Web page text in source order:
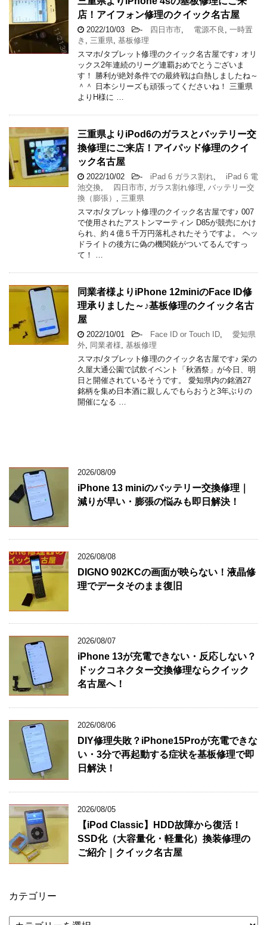
店！アイフォン修理のクイック名古屋
2022/10/03 - 四日市市 電源不良
一時置
き
三重県 基板修理
スマホ/タブレット修理のクイック名古屋です♪ オリ
ックス2年連続のリーグ連覇おめでとうございま
す！ 勝利が絶対条件での最終戦は白熱しましたね～
＾＾ 日本シリーズも頑張ってくださいね！ 三重県
よりH様に …
三重県よりiPod6のガラスとバッテリー交
換修理にご来店！アイパッド修理のクイ
ック名古屋
2022/10/02 - iPad 6 ガラス割れ
iPad 6 電
池交換
四日市市 ガラス割れ修理
バッテリー交
換（膨張）
三重県
スマホ/タブレット修理のクイック名古屋です♪ 007
で使用されたアストンマーティン D85が競売にかけ
られ、約４億５千万円落札されたそうですよ。 ヘッ
ドライトの後方に偽の機関銃がついてるんですっ
て！ …
同業者様よりiPhone 12miniのFace ID修
理承りました～♪基板修理のクイック名古
屋
2022/10/01 - Face ID or Touch ID
愛知県
外 同業者様 基板修理
スマホ/タブレット修理のクイック名古屋です♪ 栄の
久屋大通公園で試飲イベント「秋酒祭」が今日、明
日と開催されているそうです。 愛知県内の銘酒27
銘柄を集め日本酒に親しんでもらおうと3年ぶりの
開催になる …
2026/08/09
iPhone 13 miniのバッテリー交換修理｜
減りが早い・膨張の悩みも即日解決！
2026/08/08
DIGNO 902KCの画面が映らない！液晶修
理でデータそのまま復旧
2026/08/07
iPhone 13が充電できない・反応しない？
ドックコネクター交換修理ならクイック
名古屋へ！
2026/08/06
DIY修理失敗？iPhone15Proが充電できな
い・3分で再起動する症状を基板修理で即
日解決！
2026/08/05
【iPod Classic】HDD故障から復活！
SSD化（大容量化・軽量化）換装修理の
ご紹介｜クイック名古屋
カテゴリー